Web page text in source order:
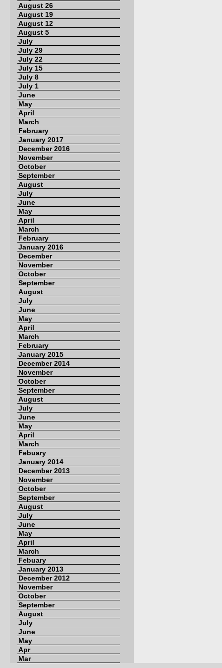
August 26
August 19
August 12
August 5
July
July 29
July 22
July 15
July 8
July 1
June
May
April
March
February
January 2017
December 2016
November
October
September
August
July
June
May
April
March
February
January 2016
December
November
October
September
August
July
June
May
April
March
February
January 2015
December 2014
November
October
September
August
July
June
May
April
March
Febuary
January 2014
December 2013
November
October
September
August
July
June
May
April
March
Febuary
January 2013
December 2012
November
October
September
August
July
June
May
Apr
Mar